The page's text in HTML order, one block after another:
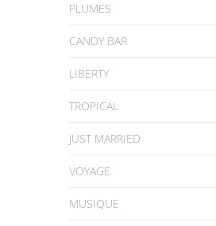
PLUMES
CANDY BAR
LIBERTY
TROPICAL
JUST MARRIED
VOYAGE
MUSIQUE